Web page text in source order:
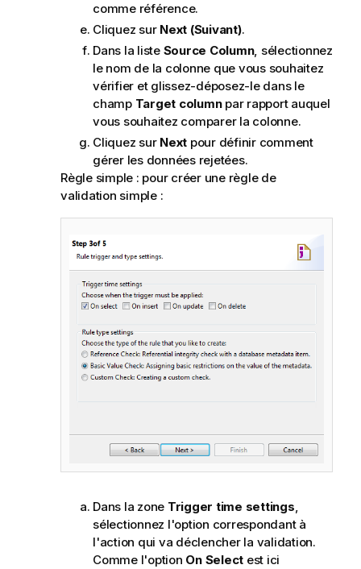
comme référence.
Cliquez sur Next (Suivant).
Dans la liste Source Column, sélectionnez
le nom de la colonne que vous souhaitez
vérifier et glissez-déposez-le dans le
champ Target columnpar rapport auquel
vous souhaitez comparer la colonne.
Cliquez sur Next pour définir comment
gérer les données rejetées.
Règle simple : pour créer une règle de
validation simple :
Dans la zone Trigger time settings,
sélectionnez l'option correspondant à
l'action qui va déclencher la validation.
Comme l'option On Select est ici